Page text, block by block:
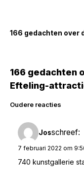
166 gedachten over
166 gedachten
Efteling-
Reacties
navigatie
Oudere reacties
Josschreef:
7 februari 2022 om
740 kunstgallerie